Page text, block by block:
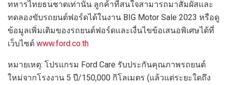
ทหารไทยธนชาตเท่านั้น ลูกค้าที่สนใจสามารถมาสัมผัสและ
ทดลองขับรถยนต์ฟอร์ดได้ในงาน BIG Motor Sale 2023 หรือดู
ข้อมูลเพิ่มเติมของรถยนต์ฟอร์ดและเงื่นไขข้อเสนอพิเศษได้ที่
เว็บไซต์ www.ford.co.th
หมายเหตุ: โปรแกรม Ford Care รับประกันคุณภาพรถยนต์
ใหม่จากโรงงาน 5 ปี/150,000 กิโลเมตร (แล้วแต่ระยะใดถึง